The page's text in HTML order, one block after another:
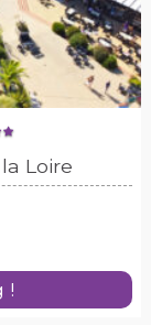
Loire
!